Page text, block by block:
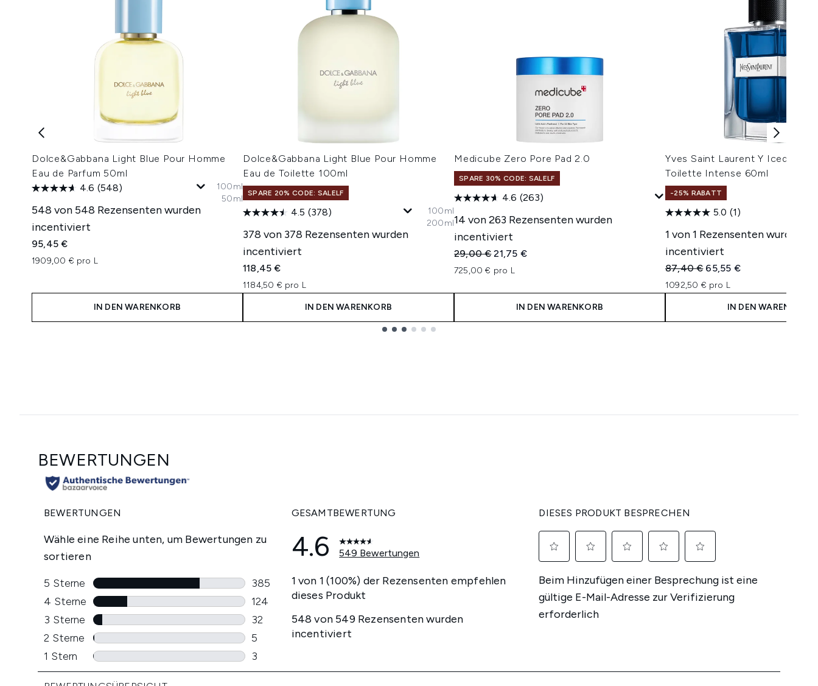
Dolce&Gabbana Light Blue Pour Homme
Eau de Parfum 50ml
4.6 (548)
548 von 548 Rezensenten wurden
incentiviert
95,45 €
1909,00 € pro L
100ml
50ml
IN DEN WARENKORB
Dolce&Gabbana Light Blue Pour Homme
Eau de Toilette 100ml
SPARE 20% CODE: SALELF
4.5 (378)
378 von 378 Rezensenten wurden
incentiviert
118,45 €
1184,50 € pro L
100ml
200ml
IN DEN WARENKORB
Medicube Zero Pore Pad 2.0
SPARE 30% CODE: SALELF
4.6 (263)
14 von 263 Rezensenten wurden
incentiviert
Unverbindliche Preisempfehlung:
29,00 €Aktueller Preis:
21,75 €
725,00 € pro L
IN DEN WARENKORB
Yves Saint Laurent Y Iced
Toilette Intense 60ml
-25% RABATT
5.0 (1)
1 von 1 Rezensenten wurden
incentiviert
Unverbindliche Preisempfehlung:
87,40 € Aktueller Preis:
65,55 €
1092,50 € pro L
IN DEN WARENKORB